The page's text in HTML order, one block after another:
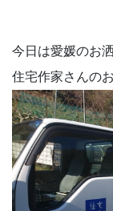
今日は愛媛のお
住宅作家さんの